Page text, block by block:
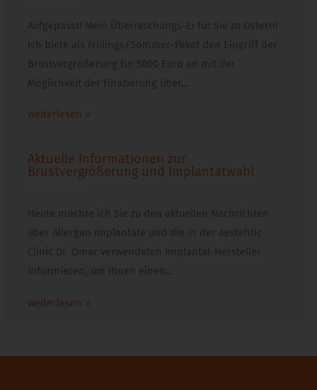
weiterlesen »
Aktuelle Informationen zur
Brustvergrößerung und Implantatwahl
weiterlesen »